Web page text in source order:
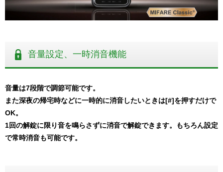
音量設定、一時消音機能
音量は7段階で調節可能です。
また深夜の帰宅時などに一時的に消音したいときは[#]を押すだけで
OK。
1回の解錠に限り音を鳴らさずに消音で解錠できます。もちろん設定
で常時消音も可能です。